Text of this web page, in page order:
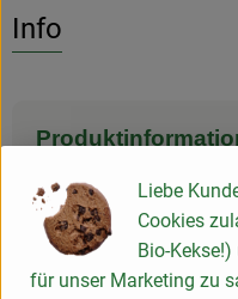
Info
Zutaten
Liebe
Cookies
Bio-
für unser Marketing zu